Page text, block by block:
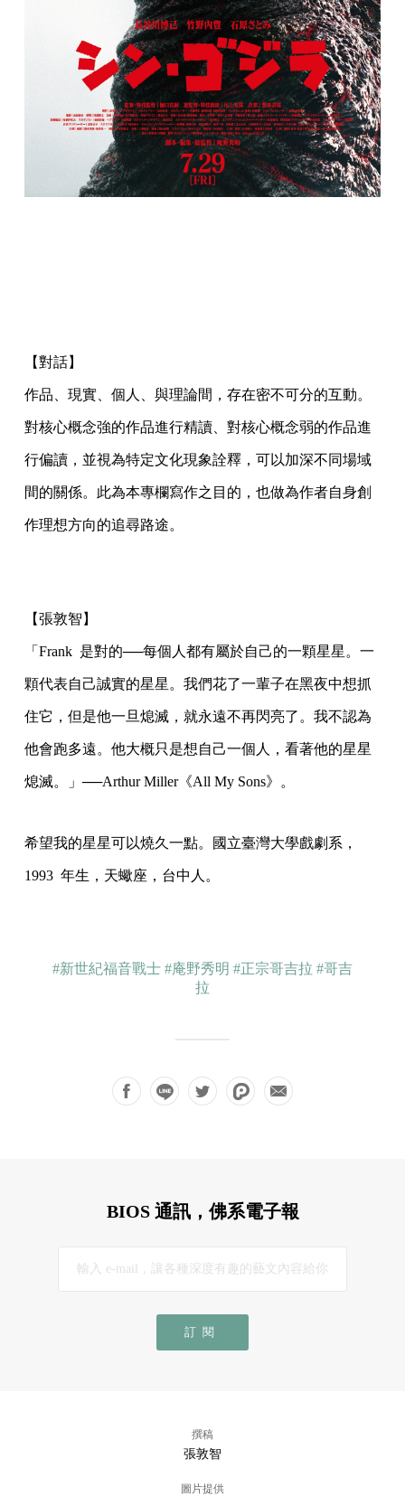
【對話】
作品、現實、個人、與理論間，存在密不可分的互動。
對核心概念強的作品進行精讀、對核心概念弱的作品進
行偏讀，並視為特定文化現象詮釋，可以加深不同場域
間的關係。此為本專欄寫作之目的，也做為作者自身創
作理想方向的追尋路途。
【張敦智】
「Frank 是對的──每個人都有屬於自己的一顆星星。一
顆代表自己誠實的星星。我們花了一輩子在黑夜中想抓
住它，但是他一旦熄滅，就永遠不再閃亮了。我不認為
他會跑多遠。他大概只是想自己一個人，看著他的星星
熄滅。」──Arthur Miller《All My Sons》。
希望我的星星可以燒久一點。國立臺灣大學戲劇系，
1993 年生，天蠍座，台中人。
#新世紀福音戰士 #庵野秀明 #正宗哥吉拉 #哥吉
拉
BIOS 通訊，佛系電子報
訂閱
撰稿
張敦智
圖片提供